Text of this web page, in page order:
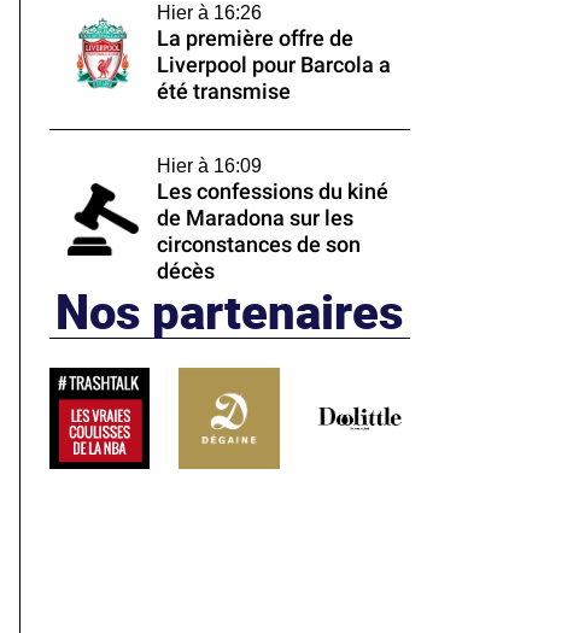
Hier à 16:26
La première offre de
Liverpool pour Barcola a
été transmise
Hier à 16:09
Les confessions du kiné
de Maradona sur les
circonstances de son
décès
Nos partenaires